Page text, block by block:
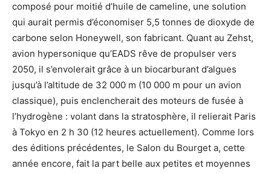
composé pour moitié d’huile de cameline, une solution
qui aurait permis d’économiser 5,5 tonnes de dioxyde de
carbone selon Honeywell, son fabricant. Quant au Zehst,
avion hypersonique qu’EADS rêve de propulser vers
2050, il s’envolerait grâce à un biocarburant d’algues
jusqu’à l’altitude de 32 000 m (10 000 m pour un avion
classique), puis enclencherait des moteurs de fusée à
l’hydrogène : volant dans la stratosphère, il relierait Paris
à Tokyo en 2 h 30 (12 heures actuellement). Comme lors
des éditions précédentes, le Salon du Bourget a, cette
année encore, fait la part belle aux petites et moyennes